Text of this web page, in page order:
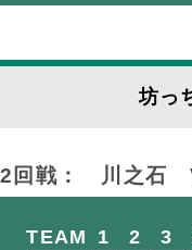
坊っ
2回戦： 川之石
TEAM 1 2 3